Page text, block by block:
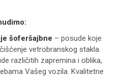
šoferšajbne – posude koje
vetrobranskog stakla.
različitih zapremina i oblika,
Vašeg vozila. Kvalitetne